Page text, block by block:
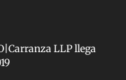
LLP llega